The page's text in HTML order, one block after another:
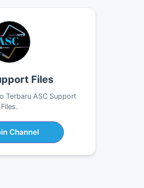
Files
Terbaru ASC Support
Files.
Channel